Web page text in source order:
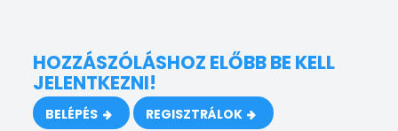
HOZZÁSZÓLÁSHOZ ELŐBB BE KELL
JELENTKEZNI!
BELÉPÉS REGISZTRÁLOK